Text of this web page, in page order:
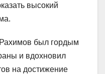
высокий
был гордым
и вдохновил
на достижение